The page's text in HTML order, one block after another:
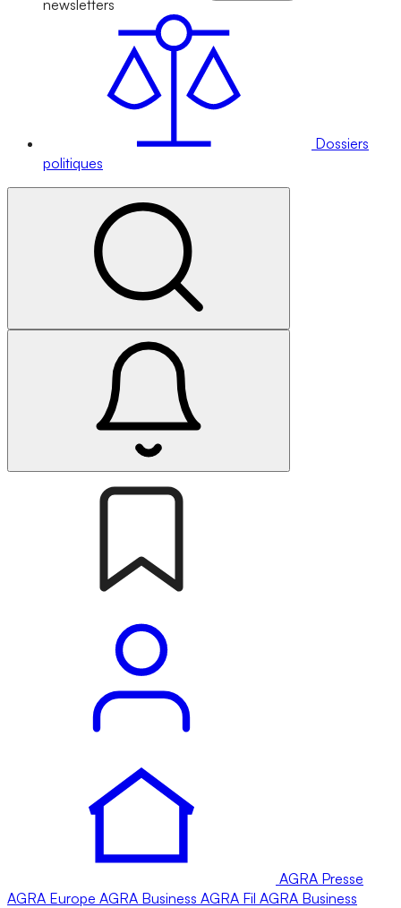
newsletters
Dossiers
politiques
AGRA Presse
AGRA Europe AGRA Business AGRA Fil AGRA Business